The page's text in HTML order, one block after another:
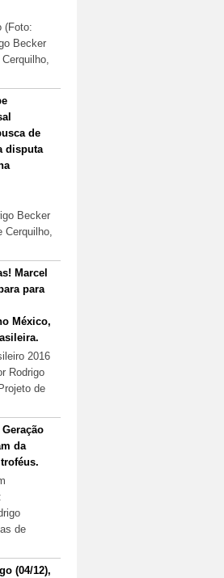
(Foto:
Becker
de
disputa
Becker
Cerquilho,
Marcel
para
México,
2016
Rodrigo
de
da
de
(04/12),